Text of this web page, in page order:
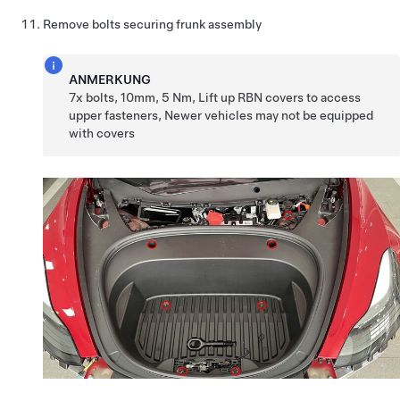
Remove bolts securing frunk assembly
ANMERKUNG
7x bolts, 10mm, 5 Nm, Lift up RBN covers to access
upper fasteners, Newer vehicles may not be equipped
with covers